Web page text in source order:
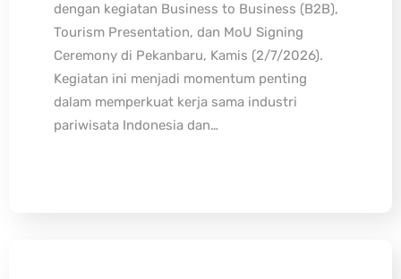
dengan kegiatan Business to Business (B2B),
Tourism Presentation, dan MoU Signing
Ceremony di Pekanbaru, Kamis (2/7/2026).
Kegiatan ini menjadi momentum penting
dalam memperkuat kerja sama industri
pariwisata Indonesia dan…